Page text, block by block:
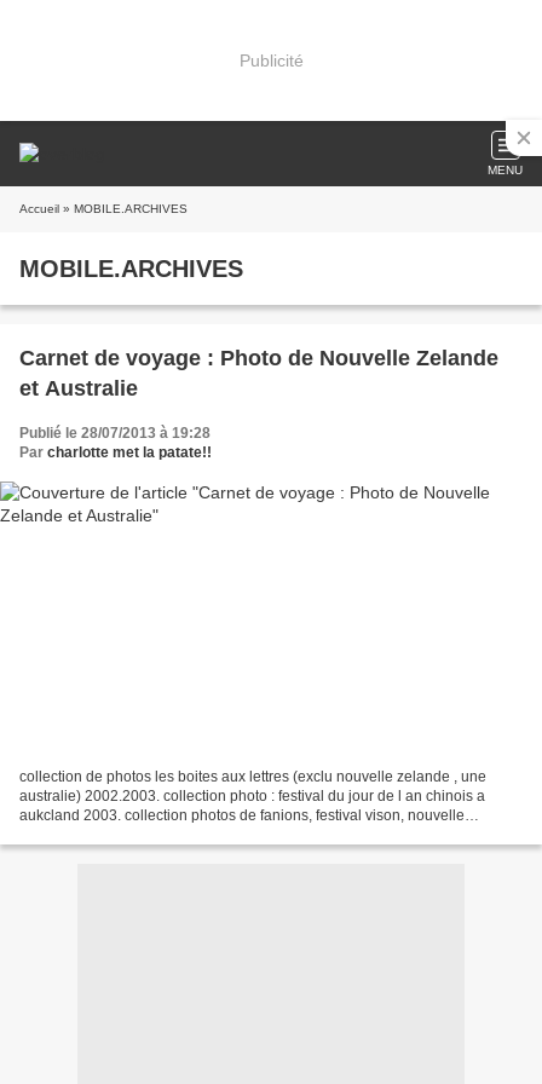
Publicité
MENU
Accueil » MOBILE.ARCHIVES
MOBILE.ARCHIVES
Carnet de voyage : Photo de Nouvelle Zelande
et Australie
Publié le 28/07/2013 à 19:28
Par charlotte met la patate!!
collection de photos les boites aux lettres (exclu nouvelle zelande , une
australie) 2002.2003. collection photo : festival du jour de l an chinois a
aukcland 2003. collection photos de fanions, festival vison, nouvelle